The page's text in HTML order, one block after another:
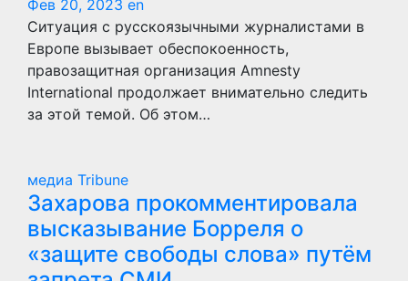
Фев 20, 2023 en
Ситуация с русскоязычными журналистами в
Европе вызывает обеспокоенность,
правозащитная организация Amnesty
International продолжает внимательно следить
за этой темой. Об этом…
медиа Tribune
Захарова прокомментировала
высказывание Борреля о
«защите свободы слова» путём